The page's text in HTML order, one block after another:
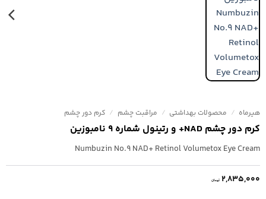
هیرماه / محصولات بهداشتی / مراقبت چشم / کرم دور چشم
کرم دور چشم NAD+ و رتینول شماره ۹ نامبوزین
Numbuzin No.9 NAD+ Retinol Volumetox Eye Cream
2,835,000 تومان